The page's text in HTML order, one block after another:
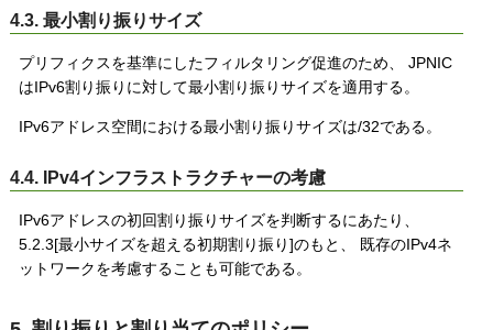
4.3. 最小割り振りサイズ
プリフィクスを基準にしたフィルタリング促進のため、 JPNIC
はIPv6割り振りに対して最小割り振りサイズを適用する。
IPv6アドレス空間における最小割り振りサイズは/32である。
4.4. IPv4インフラストラクチャーの考慮
IPv6アドレスの初回割り振りサイズを判断するにあたり、
5.2.3[最小サイズを超える初期割り振り]のもと、 既存のIPv4ネ
ットワークを考慮することも可能である。